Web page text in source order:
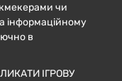
чи
інформаційному
в
ІГРОВУ